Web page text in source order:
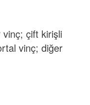
çift kirişli
vinç; diğer